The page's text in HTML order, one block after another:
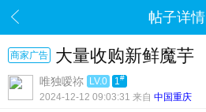
帖子详情
商家广告 大量收购新鲜魔芋
唯独嗳祢 LV.0 1#
2024-12-12 09:03:31 来自 中国重庆